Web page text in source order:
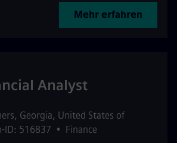
Mehr erfahren
Analyst
, Georgia, United States of
ID: 516837 • Finance